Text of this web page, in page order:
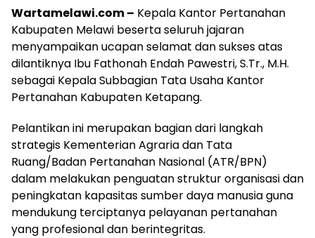
Wartamelawi.com – Kepala Kantor Pertanahan
Kabupaten Melawi beserta seluruh jajaran
menyampaikan ucapan selamat dan sukses atas
dilantiknya Ibu Fathonah Endah Pawestri, S.Tr., M.H.
sebagai Kepala Subbagian Tata Usaha Kantor
Pertanahan Kabupaten Ketapang.
Pelantikan ini merupakan bagian dari langkah
strategis Kementerian Agraria dan Tata
Ruang/Badan Pertanahan Nasional (ATR/BPN)
dalam melakukan penguatan struktur organisasi dan
peningkatan kapasitas sumber daya manusia guna
mendukung terciptanya pelayanan pertanahan
yang profesional dan berintegritas.